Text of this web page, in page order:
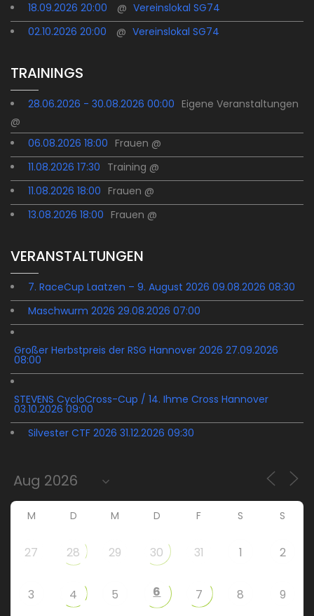
18.09.2026 20:00
@ Vereinslokal SG74
02.10.2026 20:00
@ Vereinslokal SG74
TRAININGS
28.06.2026 - 30.08.2026 00:00 Eigene Veranstaltungen
@
06.08.2026 18:00 Frauen @
11.08.2026 17:30 Training @
11.08.2026 18:00 Frauen @
13.08.2026 18:00 Frauen @
VERANSTALTUNGEN
7. RaceCup Laatzen – 9. August 2026 09.08.2026 08:30
Maschwurm 2026 29.08.2026 07:00
Großer Herbstpreis der RSG Hannover 2026 27.09.2026
08:00
STEVENS CycloCross-Cup / 14. Ihme Cross Hannover
03.10.2026 09:00
Silvester CTF 2026 31.12.2026 09:30
M D M D F S S
27 28 29 30 31 1 2
3 4 5 6 7 8 9